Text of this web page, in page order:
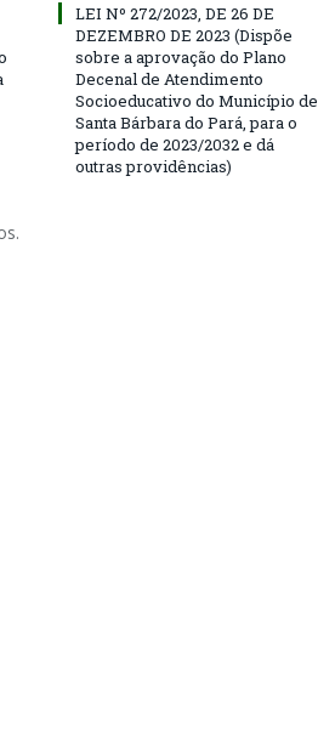
LEI Nº 272/2023, DE 26 DE
DEZEMBRO DE 2023 (Dispõe
sobre a aprovação do Plano
Decenal de Atendimento
Socioeducativo do Município de
Santa Bárbara do Pará, para o
período de 2023/2032 e dá
outras providências)